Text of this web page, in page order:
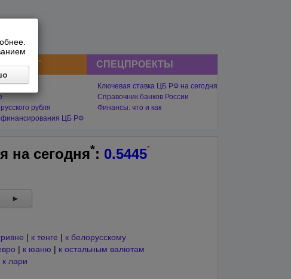
СНГ
рубля
ЦБ РФ
СПЕЦПРОЕКТЫ
Ключевая ставка ЦБ РФ на сегодня
Справочник банков России
Финансы: что и как
на сегодня*: 0.5445-
►
| к тенге | к белорусскому
| к юаню | к остальным валютам
лари